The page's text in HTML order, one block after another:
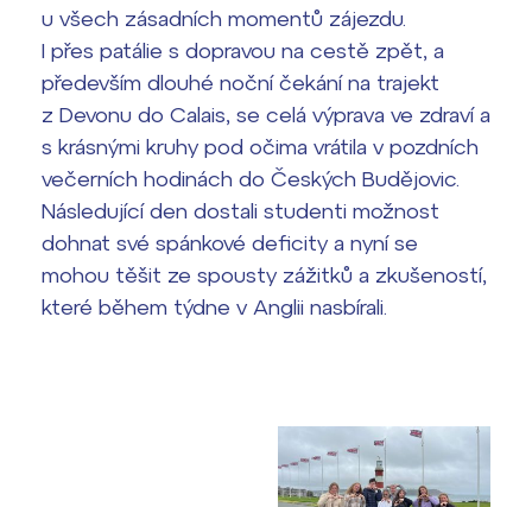
u všech zásadních momentů zájezdu.
I přes patálie s dopravou na cestě zpět, a
především dlouhé noční čekání na trajekt
z Devonu do Calais, se celá výprava ve zdraví a
s krásnými kruhy pod očima vrátila v pozdních
večerních hodinách do Českých Budějovic.
Následující den dostali studenti možnost
dohnat své spánkové deficity a nyní se
mohou těšit ze spousty zážitků a zkušeností,
které během týdne v Anglii nasbírali.